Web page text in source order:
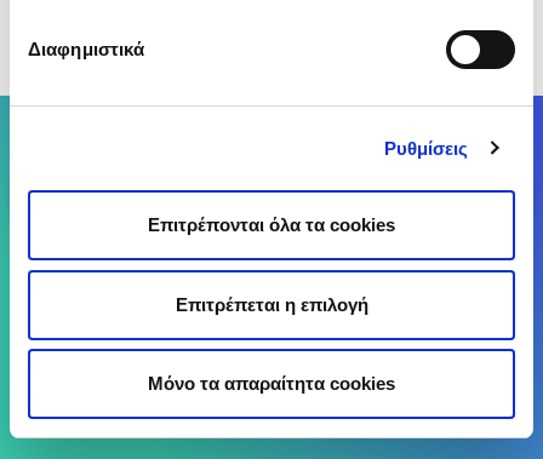
Διαφημιστικά
Ρυθμίσεις
Επιτρέπονται όλα τα cookies
Επιτρέπεται η επιλογή
Μόνο τα απαραίτητα cookies
(Αξιολόγησε αυτό το άρθρο)
Σύγκρινε